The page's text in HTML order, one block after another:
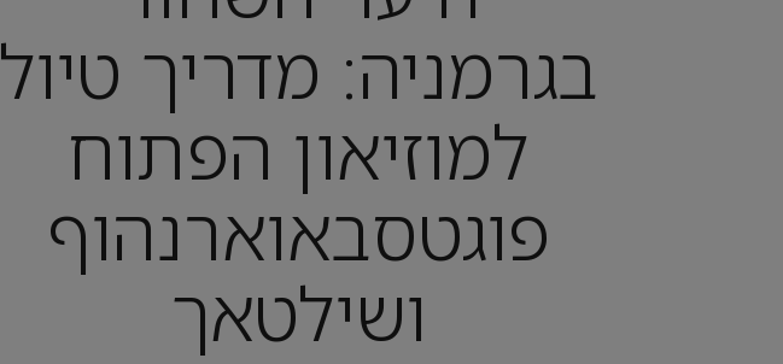
בגרמניה: מדריך טיול
למוזיאון הפתוח
פוגטסבאוארנהוף
ושילטאך